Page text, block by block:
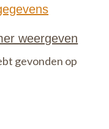
gevonden op